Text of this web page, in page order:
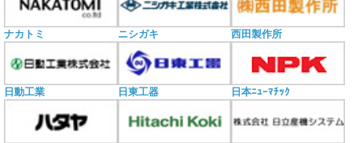
ナカトミ ニシガキ 西田製作所
日動工業 日東工器 日本ﾆｭｰﾏﾁｯｸ